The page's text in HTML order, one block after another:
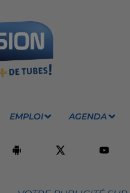
EMPLOI AGENDA